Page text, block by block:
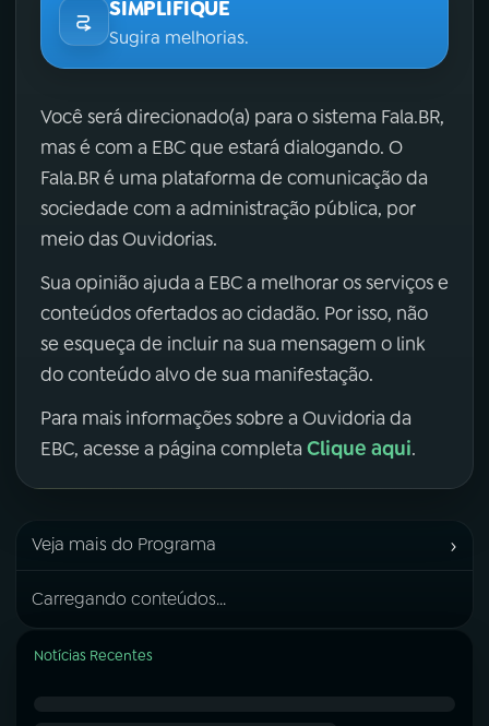
SIMPLIFIQUE
Sugira melhorias.
Você será direcionado(a) para o sistema Fala.BR,
mas é com a EBC que estará dialogando. O
Fala.BR é uma plataforma de comunicação da
sociedade com a administração pública, por
meio das Ouvidorias.
Sua opinião ajuda a EBC a melhorar os serviços e
conteúdos ofertados ao cidadão. Por isso, não
se esqueça de incluir na sua mensagem o link
do conteúdo alvo de sua manifestação.
Para mais informações sobre a Ouvidoria da
EBC, acesse a página completa Clique aqui.
Veja mais do Programa ›
Carregando conteúdos...
Notícias Recentes